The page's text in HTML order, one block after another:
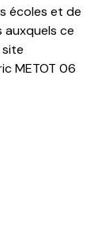
écoles et de
auxquels ce
METOT 06